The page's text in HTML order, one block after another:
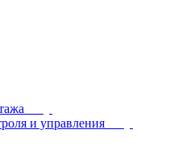
и управления